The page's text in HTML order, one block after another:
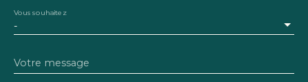
-
Vous souhaitez
Votre message